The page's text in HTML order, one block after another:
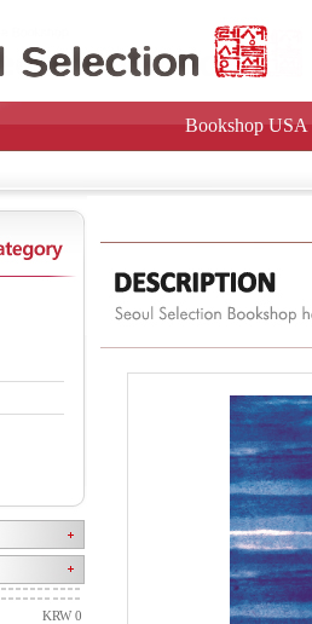
Bookshop USA
KRW 0